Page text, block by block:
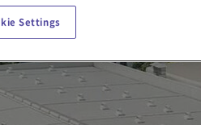
Settings